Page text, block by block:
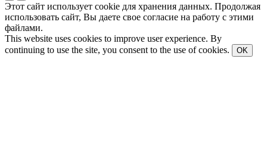
Этот сайт использует cookie для хранения данных. Продолжая
использовать сайт, Вы даете свое согласие на работу с этими
файлами.
This website uses cookies to improve user experience. By
continuing to use the site, you consent to the use of cookies.
OK